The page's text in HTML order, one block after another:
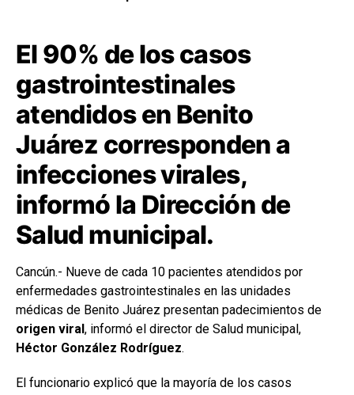
El 90% de los casos
gastrointestinales
atendidos en Benito
Juárez corresponden a
infecciones virales,
informó la Dirección de
Salud municipal.
Cancún.- Nueve de cada 10 pacientes atendidos por
enfermedades gastrointestinales en las unidades
médicas de Benito Juárez presentan padecimientos de
origen viral , informó el director de Salud municipal,
Héctor González Rodríguez.
El funcionario explicó que la mayoría de los casos